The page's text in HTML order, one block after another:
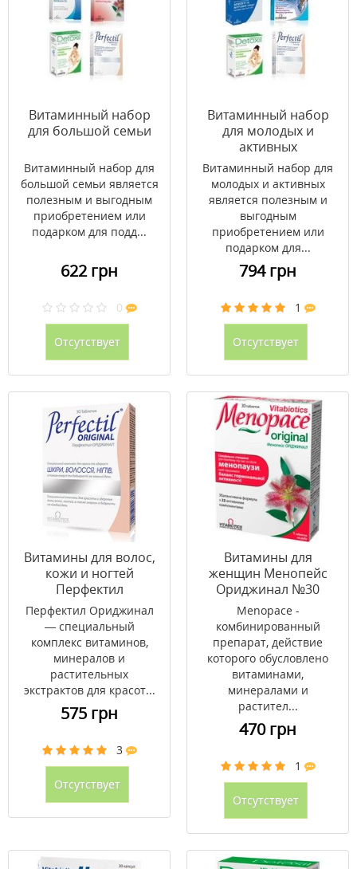
Витаминный набор
для большой семьи
Витаминный набор для
большой семьи является
полезным и выгодным
приобретением или
подарком для подд...
622 грн
0
Отсутствует
Витаминный набор
для молодых и
активных
Витаминный набор для
молодых и активных
является полезным и
выгодным
приобретением или
подарком для...
794 грн
1
Отсутствует
Витамины для волос,
кожи и ногтей
Перфектил
Ориджинал / Perfectil
Original №30
Перфектил Ориджинал
— специальный
комплекс витаминов,
минералов и
растительных
экстрактов для красот...
575 грн
3
Отсутствует
Витамины для
женщин Менопейс
Ориджинал №30
Menopace -
комбинированный
препарат, действие
которого обусловлено
витаминами,
минералами и
растител...
470 грн
1
Отсутствует